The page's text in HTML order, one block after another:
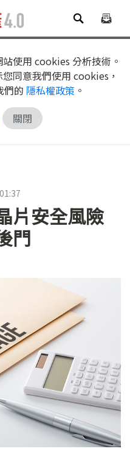
使用 cookies 分析技術。
同意我們使用 cookies，
們的 隱私權政策 。
關閉
片安全風險
門